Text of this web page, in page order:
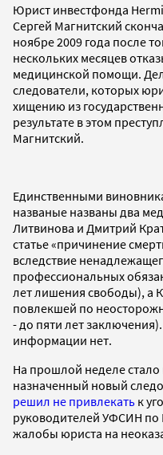
Юрист инвестфонда
Сергей Магнитский
ноябре 2009 года после
нескольких месяцев
медицинской помощи.
следователи, которых
хищению из
результате в этом
Магнитский.
Единственными
названые названы два
Литвинова и Дмитрий
статье «причинение
вследствие
профессиональных
лет лишения свободы), а
повлекшей по
- до пяти лет
информации нет.
На прошлой неделе стало
назначенный новый
решил не привлекать к
руководителей УФСИН по
жалобы юриста на